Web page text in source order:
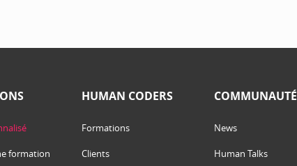
formation
HUMAN CODERS
Formations
Clients
COMMUNAUTÉ
News
Human Talks